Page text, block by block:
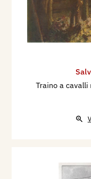
Traino a cavalli